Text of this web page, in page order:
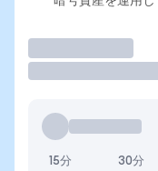
15分 30分